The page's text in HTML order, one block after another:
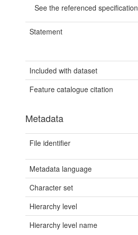
See the referenced specification
Statement
Included with dataset
Feature catalogue citation
Metadata
File identifier
Metadata language
Character set
Hierarchy level
Hierarchy level name